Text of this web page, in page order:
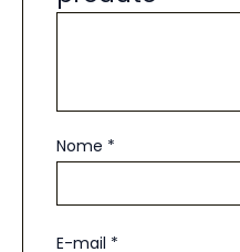
Nome *
E-mail *